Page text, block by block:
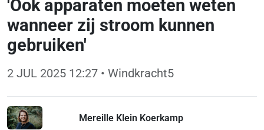
'Ook apparaten moeten weten
wanneer zij stroom kunnen
gebruiken'
2 JUL 2025 12:27 • Windkracht5
Mereille Klein Koerkamp